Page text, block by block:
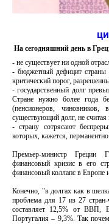
На сегодняшний день в
- не существует ни одной
- бюджетный дефицит
критический порог,
- государственный долг
Стране нужно более года
(пенсионеров, чиновников,
существующий долг, не
- страну сотрясают
которых, кажется,
Премьер-министр Греции
финансовый кризис в его
финансовый коллапс в Европе
Конечно, "в долгах как в
проблема для 17 из 27
составляет 12,5% от ВВП,
Португалия – 9,3%. Так